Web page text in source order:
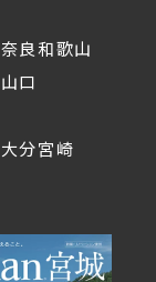
奈良和歌山
山口
大分宮崎